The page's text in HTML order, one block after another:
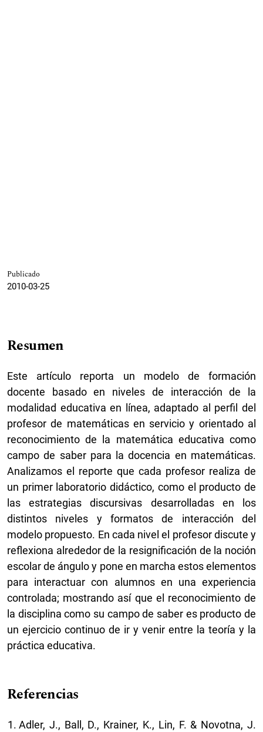
Publicado
2010-03-25
Resumen
Este artículo reporta un modelo de formación
docente basado en niveles de interacción de la
modalidad educativa en línea, adaptado al perfil del
profesor de matemáticas en servicio y orientado al
reconocimiento de la matemática educativa como
campo de saber para la docencia en matemáticas.
Analizamos el reporte que cada profesor realiza de
un primer laboratorio didáctico, como el producto de
las estrategias discursivas desarrolladas en los
distintos niveles y formatos de interacción del
modelo propuesto. En cada nivel el profesor discute y
reflexiona alrededor de la resignificación de la noción
escolar de ángulo y pone en marcha estos elementos
para interactuar con alumnos en una experiencia
controlada; mostrando así que el reconocimiento de
la disciplina como su campo de saber es producto de
un ejercicio continuo de ir y venir entre la teoría y la
práctica educativa.
Referencias
Adler, J., Ball, D., Krainer, K., Lin, F. & Novotna, J.